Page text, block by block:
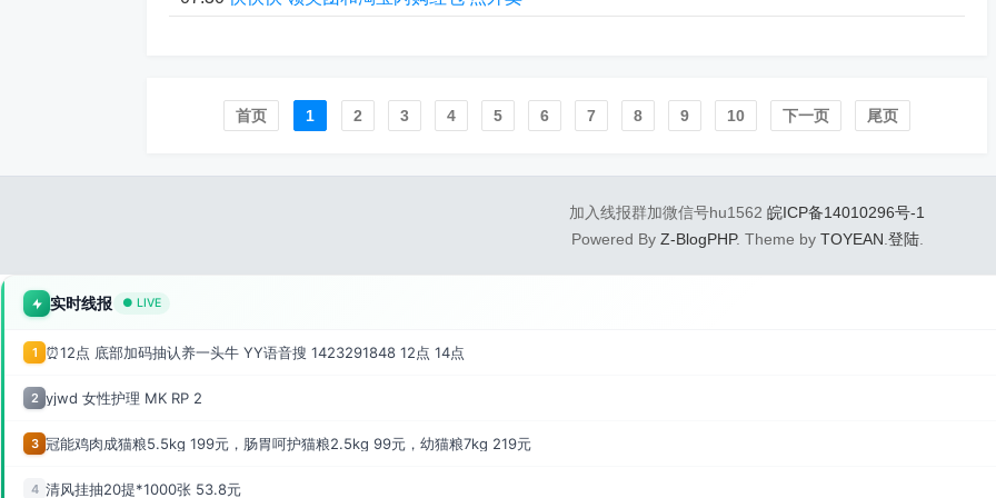
首页️ 1 2 3 4 5 6 7 8 9 10 下一页 尾页
加入线报群加微信号hu1562 皖ICP备14010296号-1
Powered By Z-BlogPHP. Theme by TOYEAN 登陆.
实时线报 ● LIVE
1 ⏰12点 底部加码抽认养一头牛 YY语音搜 1423291848 12点 14点
2 yjwd 女性护理 MK RP 2
3 冠能鸡肉成猫粮5.5kg 199元，肠胃呵护猫粮2.5kg 99元，幼猫粮7kg 219元
4 清风挂抽20提*1000张 53.8元